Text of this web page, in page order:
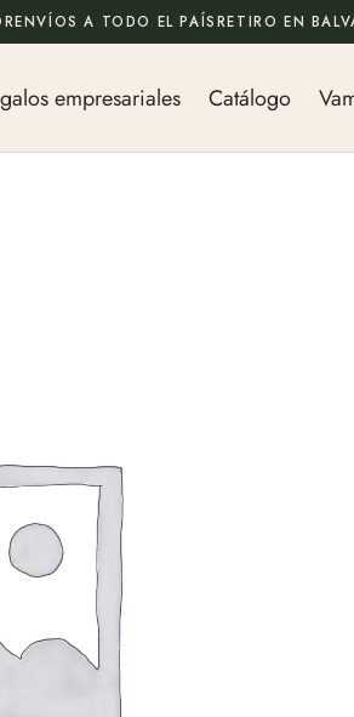
empresariales Catálogo
ENVÍOS A TODO EL PAÍSRETIRO EN